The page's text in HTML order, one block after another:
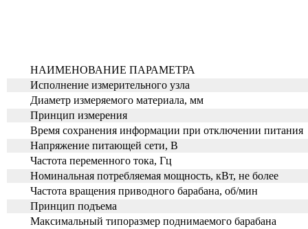
НАИМЕНОВАНИЕ ПАРАМЕТРА
Исполнение измерительного узла
Диаметр измеряемого материала, мм
Принцип измерения
Время сохранения информации при отключении питания
Напряжение питающей сети, В
Частота переменного тока, Гц
Номинальная потребляемая мощность, кВт, не более
Частота вращения приводного барабана, об/мин
Принцип подъема
Максимальный типоразмер поднимаемого барабана